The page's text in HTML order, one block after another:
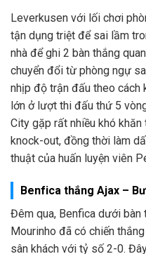
Leverkusen với lối chơi
tận dụng triệt để sai lầm
nhà để ghi 2 bàn thắng
chuyển đổi từ phòng ngự
nhịp độ trận đấu theo cách
lớn ở lượt thi đấu thứ 5
City gặp rất nhiều khó
knock-out, đồng thời làm
thuật của huấn luyện viên
Benfica thắng Ajax –
Đêm qua, Benfica dưới bàn
Mourinho đã có chiến
sân khách với tỷ số 2-0.